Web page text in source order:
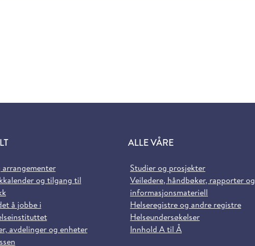
arrangementer
og tilgang til
å jobbe i
avdelinger og enheter
ALLE VÅRE
Studier og prosjekter
Veiledere, håndbøker, rapporter og
informasjonsmateriell
Helseregistre og andre registre
Helseundersøkelser
Innhold A til Å